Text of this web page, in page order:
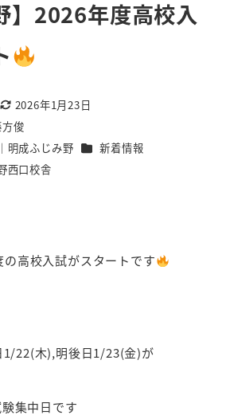
】2026年度高校入
更新日
2026年1月23日
俊
明成ふじみ野 カテゴリー
新着情報
西口校舎
高校入試がスタートです
22(木),明後日1/23(金)が
集中日です